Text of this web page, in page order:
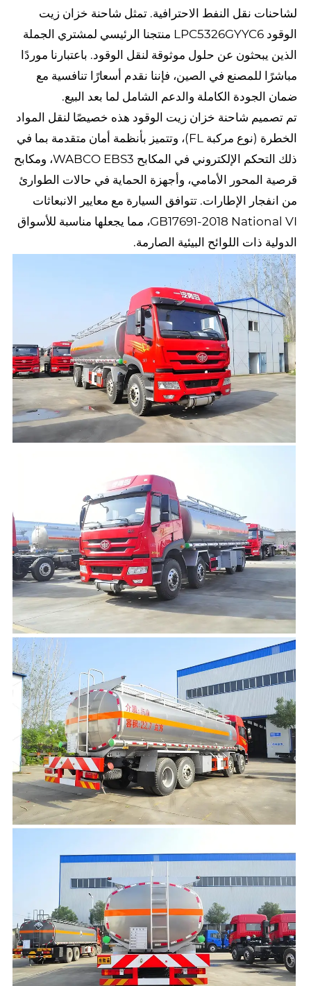
لشاحنات نقل النفط الاحترافية. تمثل شاحنة خزان زيت
الوقود LPC5326GYYC6 منتجنا الرئيسي لمشتري الجملة
الذين يبحثون عن حلول موثوقة لنقل الوقود. باعتبارنا موردًا
مباشرًا للمصنع في الصين، فإننا نقدم أسعارًا تنافسية مع
ضمان الجودة الكاملة والدعم الشامل لما بعد البيع.
تم تصميم شاحنة خزان زيت الوقود هذه خصيصًا لنقل المواد
الخطرة (نوع مركبة FL)، وتتميز بأنظمة أمان متقدمة بما في
ذلك التحكم الإلكتروني في المكابح WABCO EBS3، ومكابح
قرصية المحور الأمامي، وأجهزة الحماية في حالات الطوارئ
من انفجار الإطارات. تتوافق السيارة مع معايير الانبعاثات
GB17691-2018 National VI، مما يجعلها مناسبة للأسواق
الدولية ذات اللوائح البيئية الصارمة.